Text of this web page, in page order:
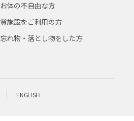
お体の不自由な方
貸施設をご利用の方
忘れ物・落とし物をした方
ENGLISH